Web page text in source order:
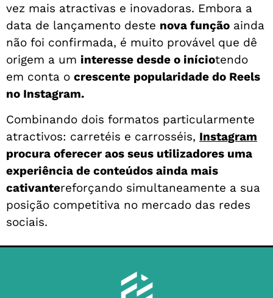
vez mais atractivas e inovadoras. Embora a
data de lançamento deste nova função ainda
não foi confirmada, é muito provável que dê
origem a um interesse desde o iníciotendo
em conta o crescente popularidade do Reels
no Instagram.
Combinando dois formatos particularmente
atractivos: carretéis e carrosséis, Instagram
procura oferecer aos seus utilizadores uma
experiência de conteúdos ainda mais
cativantereforçando simultaneamente a sua
posição competitiva no mercado das redes
sociais.